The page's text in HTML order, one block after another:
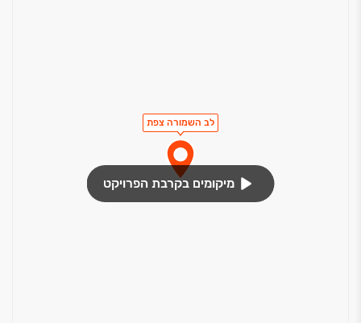
לב השמורה צפת
מיקומים בקרבת הפרויקט